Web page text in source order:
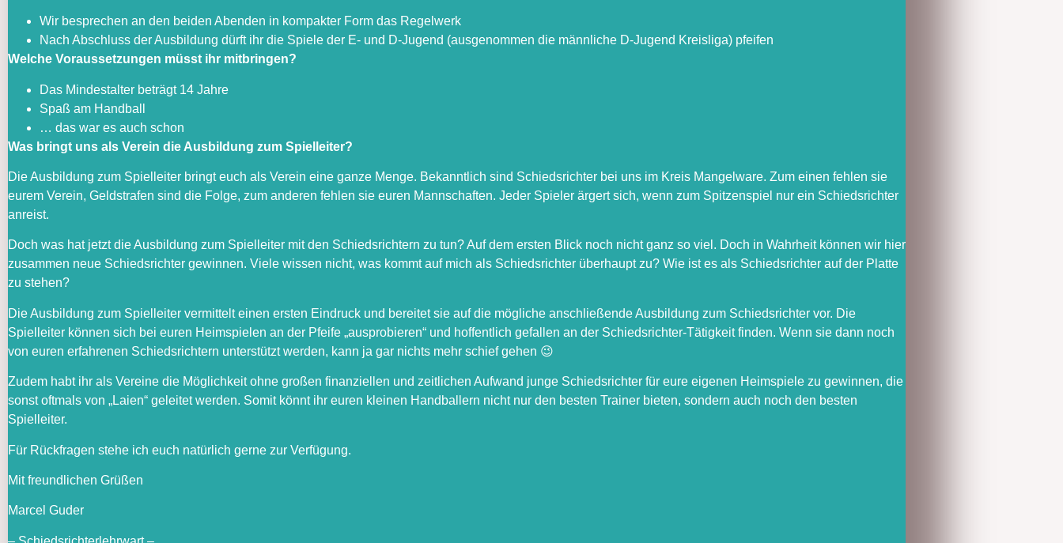
Wir besprechen an den beiden Abenden in kompakter Form das Regelwerk
Nach Abschluss der Ausbildung dürft ihr die Spiele der E- und D-Jugend (ausgenommen die männliche D-Jugend Kreisliga) pfeifen
Welche Voraussetzungen müsst ihr mitbringen?
Das Mindestalter beträgt 14 Jahre
Spaß am Handball
… das war es auch schon
Was bringt uns als Verein die Ausbildung zum Spielleiter?
Die Ausbildung zum Spielleiter bringt euch als Verein eine ganze Menge. Bekanntlich sind Schiedsrichter bei uns im Kreis Mangelware. Zum einen fehlen sie
eurem Verein, Geldstrafen sind die Folge, zum anderen fehlen sie euren Mannschaften. Jeder Spieler ärgert sich, wenn zum Spitzenspiel nur ein Schiedsrichter
anreist.
Doch was hat jetzt die Ausbildung zum Spielleiter mit den Schiedsrichtern zu tun? Auf dem ersten Blick noch nicht ganz so viel. Doch in Wahrheit können wir hier
zusammen neue Schiedsrichter gewinnen. Viele wissen nicht, was kommt auf mich als Schiedsrichter überhaupt zu? Wie ist es als Schiedsrichter auf der Platte
zu stehen?
Die Ausbildung zum Spielleiter vermittelt einen ersten Eindruck und bereitet sie auf die mögliche anschließende Ausbildung zum Schiedsrichter vor. Die
Spielleiter können sich bei euren Heimspielen an der Pfeife „ausprobieren“ und hoffentlich gefallen an der Schiedsrichter-Tätigkeit finden. Wenn sie dann noch
von euren erfahrenen Schiedsrichtern unterstützt werden, kann ja gar nichts mehr schief gehen 😉
Zudem habt ihr als Vereine die Möglichkeit ohne großen finanziellen und zeitlichen Aufwand junge Schiedsrichter für eure eigenen Heimspiele zu gewinnen, die
sonst oftmals von „Laien“ geleitet werden. Somit könnt ihr euren kleinen Handballern nicht nur den besten Trainer bieten, sondern auch noch den besten
Spielleiter.
Für Rückfragen stehe ich euch natürlich gerne zur Verfügung.
Mit freundlichen Grüßen
Marcel Guder